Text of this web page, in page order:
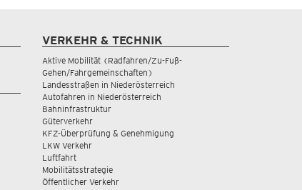
VERKEHR & TECHNIK
Aktive Mobilität (Radfahren/Zu-Fuß-
Gehen/Fahrgemeinschaften)
Landesstraßen in Niederösterreich
Autofahren in Niederösterreich
Bahninfrastruktur
Güterverkehr
KFZ-Überprüfung & Genehmigung
LKW Verkehr
Luftfahrt
Mobilitätsstrategie
Öffentlicher Verkehr